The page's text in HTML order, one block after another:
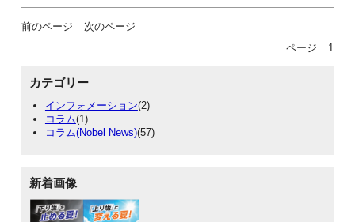
前のページ
次のページ
ページ
1
カテゴリー
インフォメーション(2)
コラム(1)
コラム(Nobel News)(57)
新着画像